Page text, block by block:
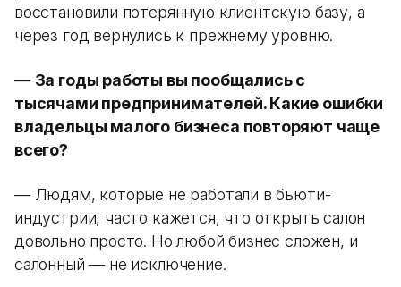
восстановили потерянную клиентскую базу, а
через год вернулись к прежнему уровню.
— За годы работы вы пообщались с
тысячами предпринимателей. Какие ошибки
владельцы малого бизнеса повторяют чаще
всего?
— Людям, которые не работали в бьюти-
индустрии, часто кажется, что открыть салон
довольно просто. Но любой бизнес сложен, и
салонный — не исключение.